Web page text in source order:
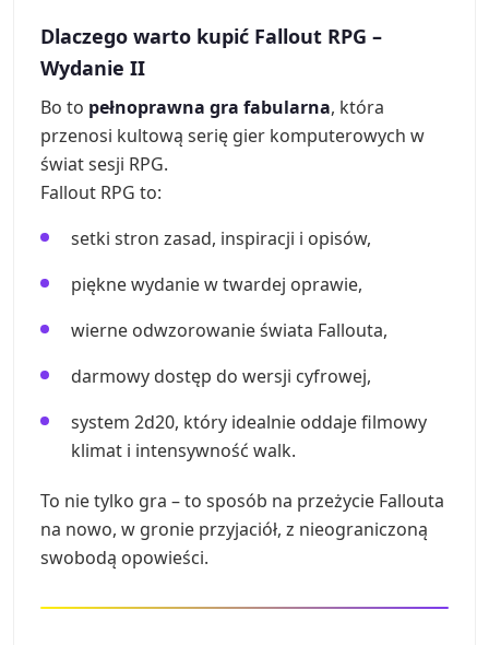
Dlaczego warto kupić Fallout RPG –
Wydanie II
Bo to pełnoprawna gra fabularna, która
przenosi kultową serię gier komputerowych w
świat sesji RPG.
Fallout RPG to:
setki stron zasad, inspiracji i opisów,
piękne wydanie w twardej oprawie,
wierne odwzorowanie świata Fallouta,
darmowy dostęp do wersji cyfrowej,
system 2d20, który idealnie oddaje filmowy
klimat i intensywność walk.
To nie tylko gra – to sposób na przeżycie Fallouta
na nowo, w gronie przyjaciół, z nieograniczoną
swobodą opowieści.